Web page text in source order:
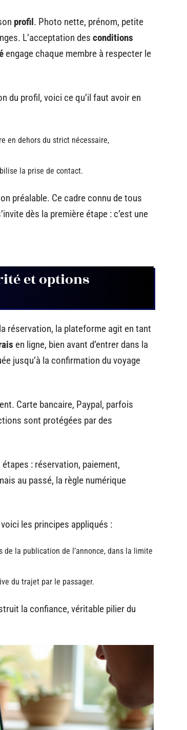
profil. Photo nette, prénom, petite
L’acceptation des conditions
engage chaque membre à respecter le
du profil, voici ce qu’il faut avoir en
en dehors du strict nécessaire,
la prise de contact.
préalable. Ce cadre connu de tous
dès la première étape : c’est une
et options
réservation, la plateforme agit en tant
en ligne, bien avant d’entrer dans la
jusqu’à la confirmation du voyage
Carte bancaire, Paypal, parfois
sont protégées par des
: réservation, paiement,
au passé, la règle numérique
les principes appliqués :
de la publication de l’annonce, dans la limite
du trajet par le passager.
la confiance, véritable pilier du